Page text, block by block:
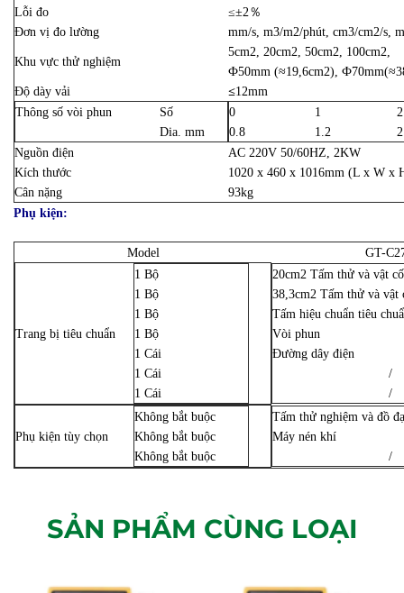
Lỗi đo
≤±2％
Đơn vị đo lường
mm/s, m3/m2/phút, cm3/cm2/s,
Khu vực thử nghiệm
5cm2, 20cm2, 50cm2, 100cm2,
Ф50mm (≈19,6cm2),
Độ dày vải
≤12mm
Thông số vòi phun
Số
Dia. mm
0 1
2
0.8
1.2
2
Nguồn điện
AC 220V 50/60HZ, 2KW
Kích thước
1020 x 460 x 1016mm (L x W x
Cân nặng
93kg
Phụ kiện:
Model GT-
Trang bị tiêu chuẩn
1 Bộ
1 Bộ
1 Bộ
1 Bộ
1 Cái
1 Cái
1 Cái
20cm2 Tấm thử và vật
38,3cm2 Tấm thử và vật
Tấm hiệu chuẩn tiêu
Vòi phun
Đường dây điện
/
/
Phụ kiện tùy chọn
Không bắt buộc
Không bắt buộc
Không bắt buộc
Tấm thử nghiệm và đồ
Máy nén khí
/
SẢN PHẨM CÙNG LOẠI